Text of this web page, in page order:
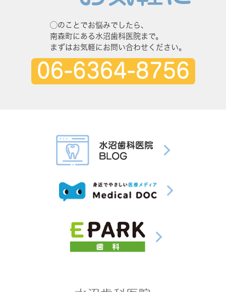
◯のことでお悩みでしたら、
南森町にある水沼歯科医院まで。
まずはお気軽にお問い合わせください。